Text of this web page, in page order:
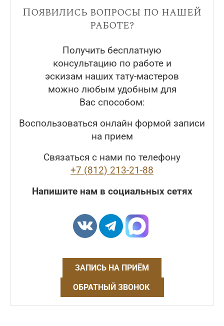
Появились вопросы по нашей
работе?
Получить бесплатную
консультацию по работе и
эскизам наших тату-мастеров
можно любым удобным для
Вас способом:
Воспользоваться онлайн формой записи
на прием
Связаться с нами по телефону
+7 (812) 213-21-88
Напишите нам в социальных сетях
ЗАПИСЬ НА ПРИЁМ
ОБРАТНЫЙ ЗВОНОК